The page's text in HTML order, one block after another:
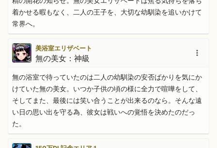
着かせる暇もなく、二人の王子を、大切な幼馴染を追いかけて
常界へ。
美浴室エリザベート
無の美女：神級
無の浴室で待っていたのは二人の幼馴染の安否ばかりを気にか
けていた無の美女。いつか子供の頃の様に全力で喧嘩をして、
そしてまた、最後には笑い合うことが出来るのなら。そんな遠
い日の思い出を守る為、彼女は戦いへの覚悟を決めたのだっ
た。